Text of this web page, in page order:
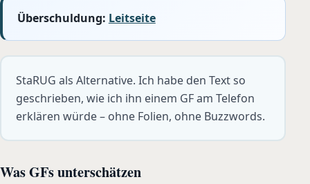
Überschuldung: Leitseite
StaRUG als Alternative. Ich habe den Text so
geschrieben, wie ich ihn einem GF am Telefon
erklären würde – ohne Folien, ohne Buzzwords.
Was GFs unterschätzen